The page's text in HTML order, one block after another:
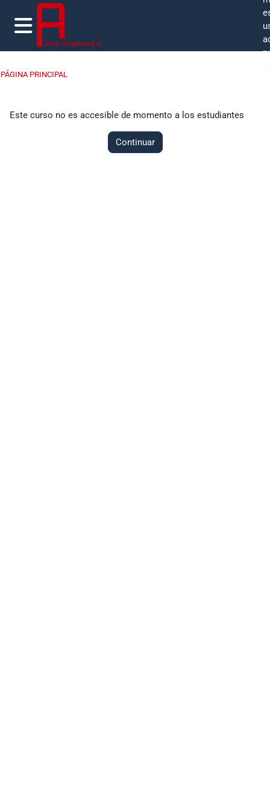
Salta al contenido principal
Panel lateral
PÁGINA PRINCIPAL
Este curso no es accesible de momento a los estudiantes
Continuar